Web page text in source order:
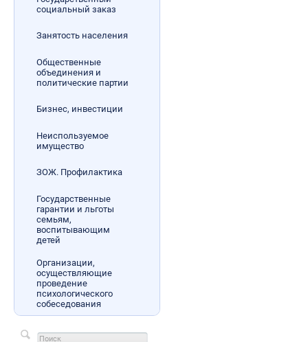
социальный заказ
Занятость населения
Общественные
объединения и
политические партии
Бизнес, инвестиции
Неиспользуемое
имущество
ЗОЖ. Профилактика
Государственные
гарантии и льготы
семьям,
воспитывающим
детей
Организации,
осуществляющие
проведение
психологического
собеседования